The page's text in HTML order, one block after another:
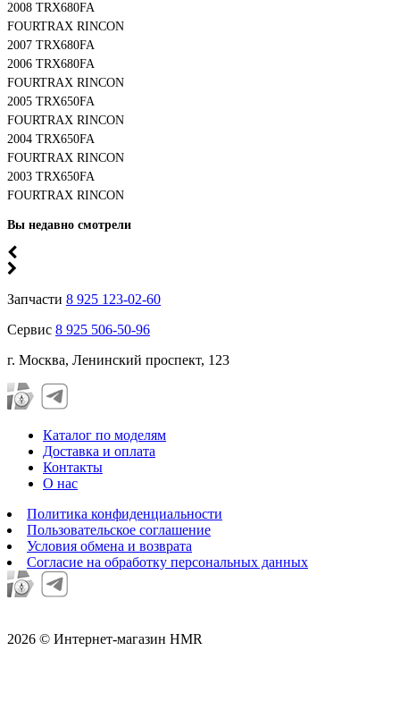
2008 TRX680FA
FOURTRAX RINCON
2007 TRX680FA
2006 TRX680FA
FOURTRAX RINCON
2005 TRX650FA
FOURTRAX RINCON
2004 TRX650FA
FOURTRAX RINCON
2003 TRX650FA
FOURTRAX RINCON
Вы недавно смотрели
Запчасти 8 925 123-02-60
Сервис 8 925 506-50-96
г. Москва, Ленинский проспект, 123
Каталог по моделям
Доставка и оплата
Контакты
О нас
Политика конфиденциальности
Пользовательское соглашение
Условия обмена и возврата
Согласие на обработку персональных данных
2026 © Интернет-магазин HMR